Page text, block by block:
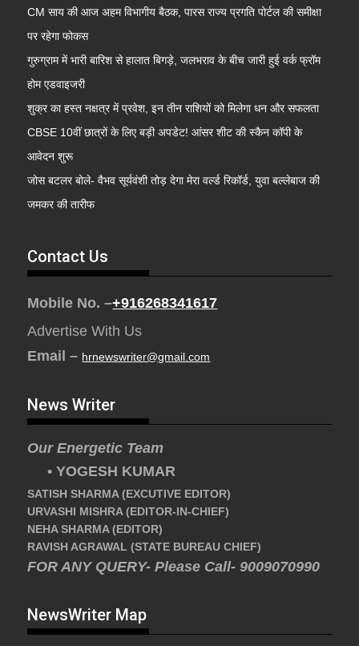
CM साय की आज अहम विभागीय बैठक, पारस राज्य प्रगति पोर्टल की समीक्षा
पर रहेगा फोकस
गुरुग्राम में भारी बारिश से हालात बिगड़े, जलभराव के बीच जारी हुई वर्क फ्रॉम
होम एडवाइजरी
शुक्र का हस्त नक्षत्र में प्रवेश, इन तीन राशियों को मिलेगा धन और सफलता
CBSE 10वीं छात्रों के लिए बड़ी अपडेट! आंसर शीट की स्कैन कॉपी के
आवेदन शुरू
जोस बटलर बोले- वैभव सूर्यवंशी तोड़ देगा मेरा वर्ल्ड रिकॉर्ड, युवा बल्लेबाज की
जमकर की तारीफ
Contact Us
Mobile No. –+916268341617
Advertise With Us
Email – hrnewswriter@gmail.com
News Writer
Our Energetic Team
• YOGESH KUMAR
SATISH SHARMA (EXCUTIVE EDITOR)
URVASHI MISHRA (EDITOR-IN-CHIEF)
NEHA SHARMA (EDITOR)
RAVISH AGRAWAL (STATE BUREAU CHIEF)
FOR ANY QUERY- Please Call- 9009070990
NewsWriter Map